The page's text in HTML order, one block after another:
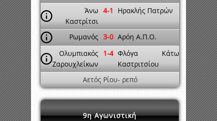
Άνω
Καστρίτσι
4-1 Ηρακλής Πατρών
Ρωμανός 3-0 Αρόη Α.Π.Ο.
Ολυμπιακός
Ζαρουχλεΐκων
1-4 Φλόγα Κάτω
Καστριτσίου
Αετός Ρίου- ρεπό
9η Αγωνιστική